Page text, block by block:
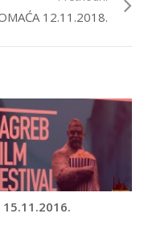
12.11.2018.
15.11.2016.